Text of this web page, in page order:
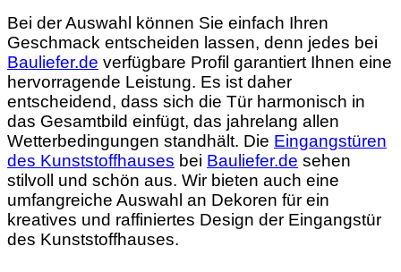
Bei der Auswahl können Sie einfach Ihren
Geschmack entscheiden lassen, denn jedes bei
Bauliefer.de verfügbare Profil garantiert Ihnen eine
hervorragende Leistung. Es ist daher
entscheidend, dass sich die Tür harmonisch in
das Gesamtbild einfügt, das jahrelang allen
Wetterbedingungen standhält. Die Eingangstüren
des Kunststoffhauses bei Bauliefer.de sehen
stilvoll und schön aus. Wir bieten auch eine
umfangreiche Auswahl an Dekoren für ein
kreatives und raffiniertes Design der Eingangstür
des Kunststoffhauses.